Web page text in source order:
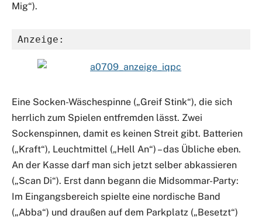
Mig“).
Eine Socken-Wäschespinne („Greif Stink“), die sich
herrlich zum Spielen entfremden lässt. Zwei
Sockenspinnen, damit es keinen Streit gibt. Batterien
(„Kraft“), Leuchtmittel („Hell An“) – das Übliche eben.
An der Kasse darf man sich jetzt selber abkassieren
(„Scan Di“). Erst dann begann die Midsommar-Party:
Im Eingangsbereich spielte eine nordische Band
(„Abba“) und draußen auf dem Parkplatz („Besetzt“)